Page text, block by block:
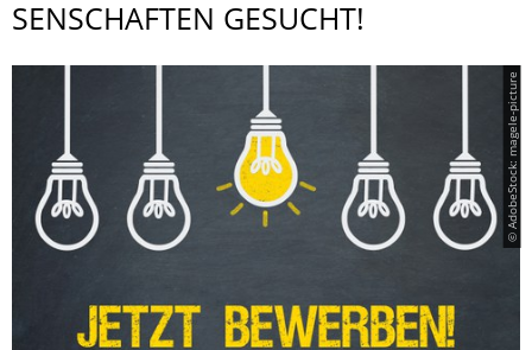
SENSCHAFTEN GESUCHT!
© AdobeStock: magele-picture